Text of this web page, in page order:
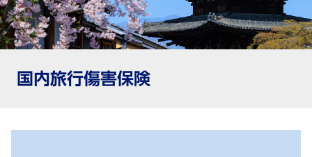
ャ
ン
プ
ン
ツ
で
国内旅行傷害保険